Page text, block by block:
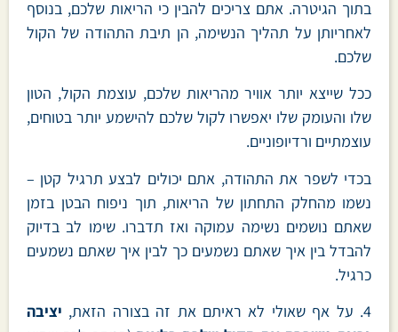
בתוך הגיטרה. אתם צריכים להבין כי הריאות שלכם, בנוסף
לאחריותן על תהליך הנשימה, הן תיבת התהודה של הקול
שלכם.
ככל שייצא יותר אוויר מהריאות שלכם, עוצמת הקול, הטון
שלו והעומק שלו יאפשרו לקול שלכם להישמע יותר בטוחים,
עוצמתיים ורדיופוניים.
בכדי לשפר את התהודה, אתם יכולים לבצע תרגיל קטן –
נשמו מהחלק התחתון של הריאות, תוך ניפוח הבטן בזמן
שאתם נושמים נשימה עמוקה ואז תדברו. שימו לב בדיוק
להבדל בין איך שאתם נשמעים כך לבין איך שאתם נשמעים
כרגיל.
4. על אף שאולי לא ראיתם את זה בצורה הזאת,
יציבה